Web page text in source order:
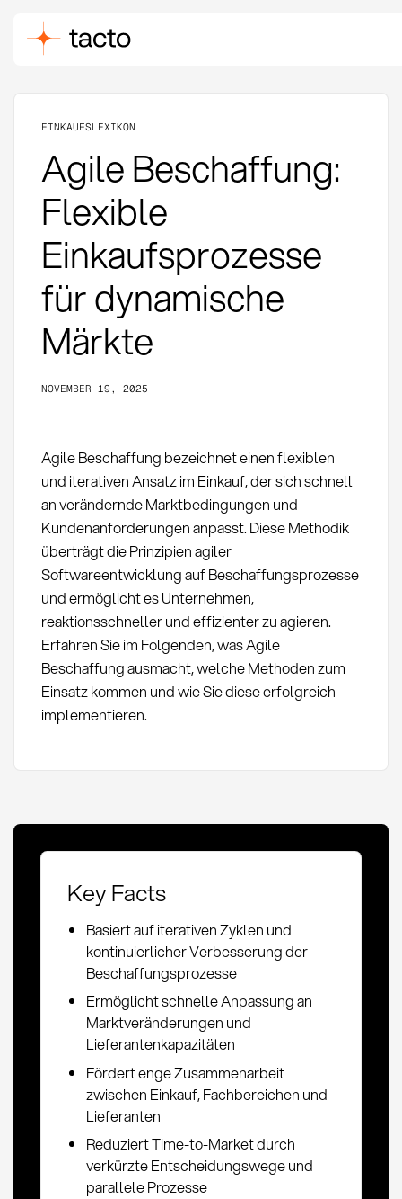
EINKAUFSLEXIKON
Agile Beschaffung:
Flexible
Einkaufsprozesse
für dynamische
Märkte
NOVEMBER 19, 2025
Agile Beschaffung bezeichnet einen flexiblen
und iterativen Ansatz im Einkauf, der sich schnell
an verändernde Marktbedingungen und
Kundenanforderungen anpasst. Diese Methodik
überträgt die Prinzipien agiler
Softwareentwicklung auf Beschaffungsprozesse
und ermöglicht es Unternehmen,
reaktionsschneller und effizienter zu agieren.
Erfahren Sie im Folgenden, was Agile
Beschaffung ausmacht, welche Methoden zum
Einsatz kommen und wie Sie diese erfolgreich
implementieren.
Key Facts
Basiert auf iterativen Zyklen und
kontinuierlicher Verbesserung der
Beschaffungsprozesse
Ermöglicht schnelle Anpassung an
Marktveränderungen und
Lieferantenkapazitäten
Fördert enge Zusammenarbeit
zwischen Einkauf, Fachbereichen und
Lieferanten
Reduziert Time-to-Market durch
verkürzte Entscheidungswege und
parallele Prozesse